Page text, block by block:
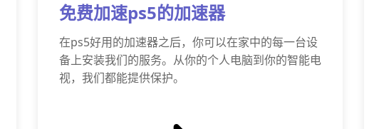
免费加速ps5的加速器
在ps5好用的加速器之后，你可以在家中的每一台设
备上安装我们的服务。从你的个人电脑到你的智能电
视，我们都能提供保护。